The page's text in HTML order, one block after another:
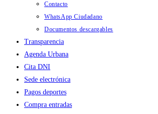
Contacto
WhatsApp Ciudadano
Documentos descargables
Transparencia
Agenda Urbana
Cita DNI
Sede electrónica
Pagos deportes
Compra entradas